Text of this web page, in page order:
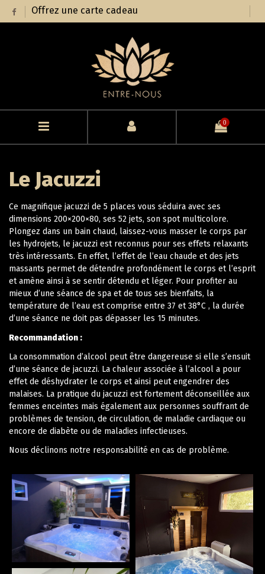
Offrez une carte cadeau
0
Le Jacuzzi
Ce magnifique jacuzzi de 5 places vous séduira avec ses
dimensions 200×200×80, ses 52 jets, son spot multicolore.
Plongez dans un bain chaud, laissez-vous masser le corps par
les hydrojets, le jacuzzi est reconnus pour ses effets relaxants
très intéressants. En effet, l’effet de l’eau chaude et des jets
massants permet de détendre profondément le corps et l’esprit
et amène ainsi à se sentir détendu et léger. Pour profiter au
mieux d’une séance de spa et de tous ses bienfaits, la
température de l’eau est comprise entre 37 et 38°C , la durée
d’une séance ne doit pas dépasser les 15 minutes.
Recommandation :
La consommation d’alcool peut être dangereuse si elle s’ensuit
d’une séance de jacuzzi. La chaleur associée à l’alcool a pour
effet de déshydrater le corps et ainsi peut engendrer des
malaises. La pratique du jacuzzi est fortement déconseillée aux
femmes enceintes mais également aux personnes souffrant de
problèmes de tension, de circulation, de maladie cardiaque ou
encore de diabète ou de maladies infectieuses.
Nous déclinons notre responsabilité en cas de problème.